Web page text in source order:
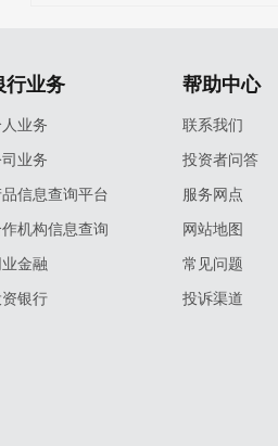
行业务
业务
业务
品信息查询平台
机构信息查询
业金融
银行
帮助中心
联系我们
投资者问答
服务网点
网站地图
常见问题
投诉渠道